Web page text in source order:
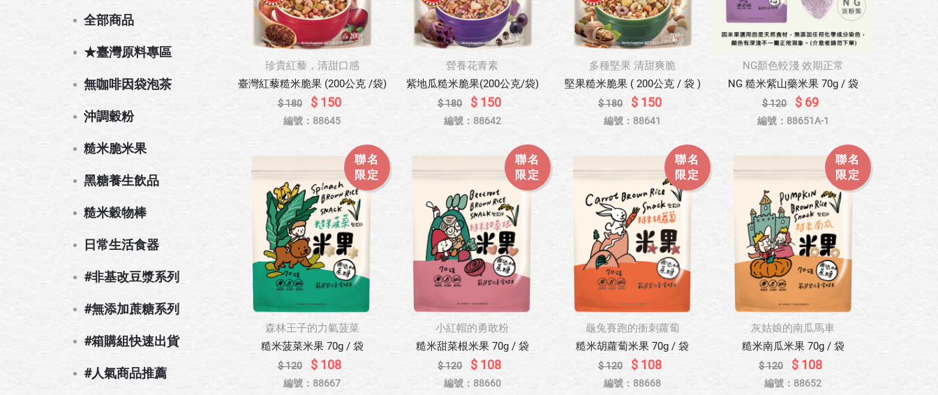
全部商品
★臺灣原料專區
無咖啡因袋泡茶
沖調穀粉
糙米脆米果
黑糖養生飲品
糙米穀物棒
日常生活食器
#非基改豆漿系列
#無添加蔗糖系列
#箱購組快速出貨
#人氣商品推薦
珍貴紅藜，清甜口感
臺灣紅藜糙米脆果 (200公克 /袋)
$ 180 $ 150
編號：88645
營養花青素
紫地瓜糙米脆果(200公克/袋)
$ 180 $ 150
編號：88642
多種堅果 清甜爽脆
堅果糙米脆果 ( 200公克 / 袋 )
$ 180 $ 150
編號：88641
NG顏色較淺 效期正常
NG 糙米紫山藥米果 70g / 袋
$ 120 $ 69
編號：88651A-1
聯名
限定
森林王子的力氣菠菜
糙米菠菜米果 70g / 袋
$ 120 $ 108
編號：88667
聯名
限定
小紅帽的勇敢粉
糙米甜菜根米果 70g / 袋
$ 120 $ 108
編號：88660
聯名
限定
龜兔賽跑的衝刺蘿蔔
糙米胡蘿蔔米果 70g / 袋
$ 120 $ 108
編號：88668
聯名
限定
灰姑娘的南瓜馬車
糙米南瓜米果 70g / 袋
$ 120 $ 108
編號：88652